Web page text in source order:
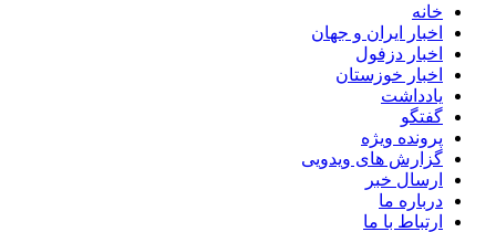
خانه
اخبار ایران و جهان
اخبار دزفول
اخبار خوزستان
یادداشت
گفتگو
پرونده ویژه
گزارش های ویدویی
ارسال خبر
درباره ما
ارتباط با ما